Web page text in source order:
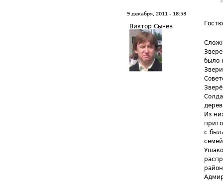
9 декабря, 2011 - 18:53
Виктор Сычев
было
Из
с